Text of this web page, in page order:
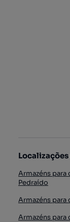
Armazéns
Pedraído
Armazéns
Armazéns para